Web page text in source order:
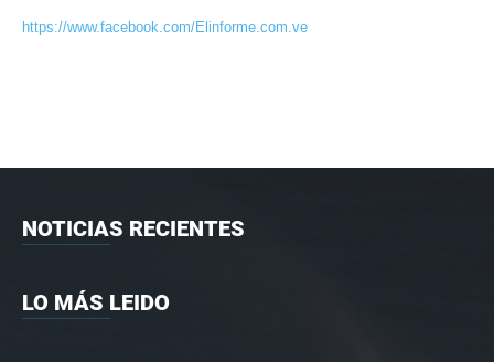
https://www.facebook.com/Elinforme.com.ve
NOTICIAS RECIENTES
LO MÁS LEIDO